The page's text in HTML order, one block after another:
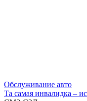
Обслуживание авто
Та самая инвалидка –